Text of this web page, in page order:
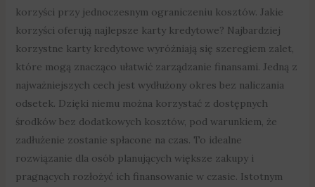
korzyści przy jednoczesnym ograniczeniu kosztów. Jakie
korzyści oferują najlepsze karty kredytowe? Najbardziej
korzystne karty kredytowe wyróżniają się szeregiem zalet,
które mogą znacząco ułatwić zarządzanie finansami. Jedną z
najważniejszych cech jest wydłużony okres bez naliczania
odsetek. Dzięki niemu można korzystać z dostępnych
środków bez dodatkowych kosztów, pod warunkiem, że
zadłużenie zostanie spłacone na czas. To idealne
rozwiązanie dla osób planujących większe zakupy i
pragnących rozłożyć ich finansowanie w czasie. Istotnym